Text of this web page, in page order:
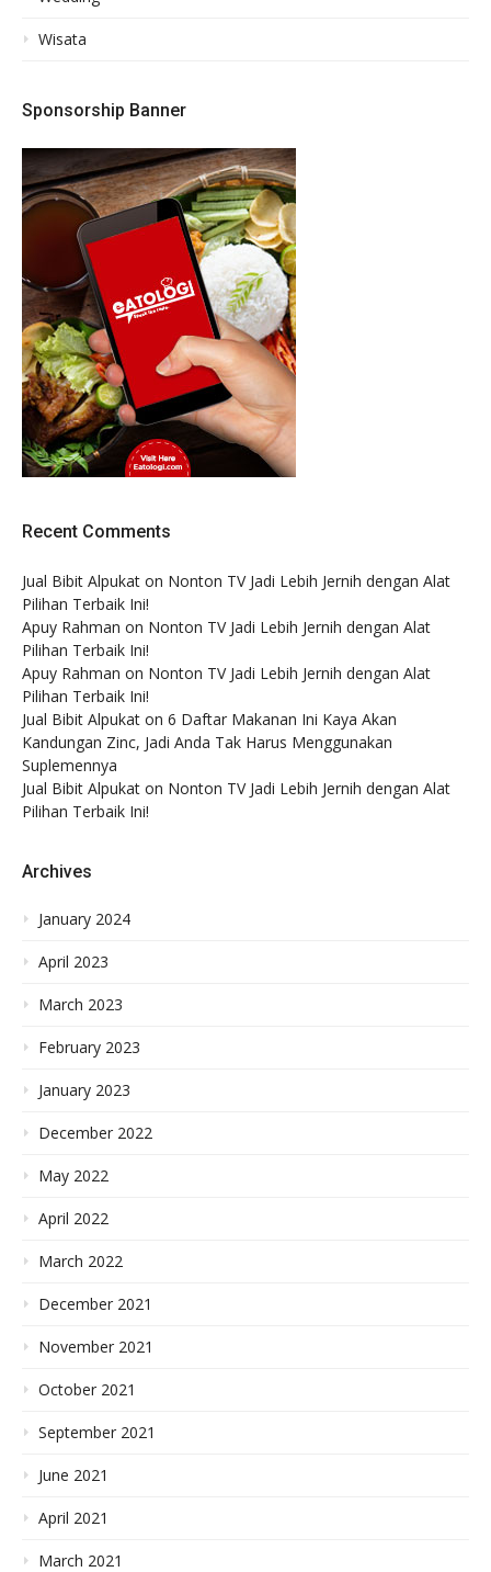
Wisata
Sponsorship Banner
Recent Comments
Jual Bibit Alpukat on Nonton TV Jadi Lebih Jernih dengan Alat
Pilihan Terbaik Ini!
Apuy Rahman on Nonton TV Jadi Lebih Jernih dengan Alat
Pilihan Terbaik Ini!
Apuy Rahman on Nonton TV Jadi Lebih Jernih dengan Alat
Pilihan Terbaik Ini!
Jual Bibit Alpukat on 6 Daftar Makanan Ini Kaya Akan
Kandungan Zinc, Jadi Anda Tak Harus Menggunakan
Suplemennya
Jual Bibit Alpukat on Nonton TV Jadi Lebih Jernih dengan Alat
Pilihan Terbaik Ini!
Archives
January 2024
April 2023
March 2023
February 2023
January 2023
December 2022
May 2022
April 2022
March 2022
December 2021
November 2021
October 2021
September 2021
June 2021
April 2021
March 2021